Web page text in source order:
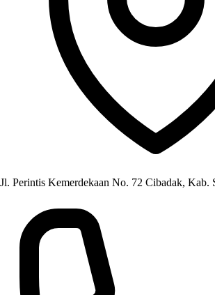
Jl. Perintis Kemerdekaan No. 72 Cibadak, Kab.